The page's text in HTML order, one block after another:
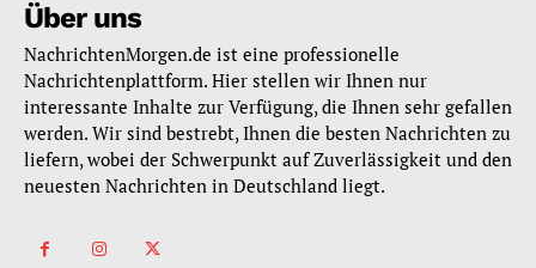
Über uns
NachrichtenMorgen.de ist eine professionelle
Nachrichtenplattform. Hier stellen wir Ihnen nur
interessante Inhalte zur Verfügung, die Ihnen sehr gefallen
werden. Wir sind bestrebt, Ihnen die besten Nachrichten zu
liefern, wobei der Schwerpunkt auf Zuverlässigkeit und den
neuesten Nachrichten in Deutschland liegt.